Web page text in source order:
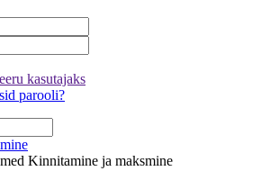
kasutajaks
parooli?
Kinnitamine ja maksmine